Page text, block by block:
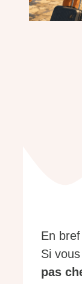
En bref
Si
pas